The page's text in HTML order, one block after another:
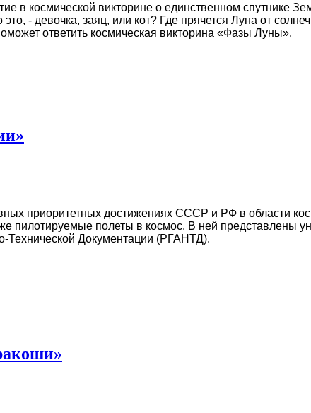
в космической викторине о единственном спутнике
- девочка, заяц, или кот? Где прячется Луна от
ответить космическая викторина «Фазы Луны».
приоритетных достижениях СССР и РФ в области
пилотируемые полеты в космос. В ней представлены
Технической Документации (РГАНТД).